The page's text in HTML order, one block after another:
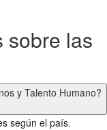
sobre las
y Talento Humano?
según el país.